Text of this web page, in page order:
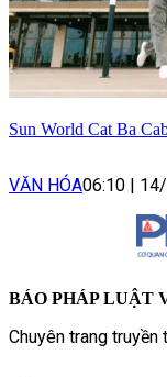
Sun World Cat Ba
VĂN HÓA06:10 |
BÁO PHÁP LUẬT
Chuyên trang